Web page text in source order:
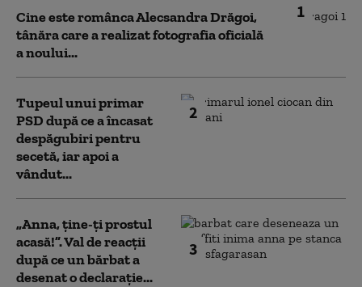
1
Cine este românca Alecsandra Drăgoi,
tânăra care a realizat fotografia oficială
a noului...
2
Tupeul unui primar
PSD după ce a încasat
despăgubiri pentru
secetă, iar apoi a
vândut...
3
„Anna, ţine-ţi prostul
acasă!”. Val de reacții
după ce un bărbat a
desenat o declarație...